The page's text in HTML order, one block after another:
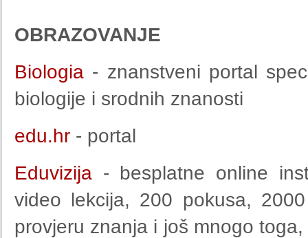
OBRAZOVANJE
Biologia - znanstveni portal
biologije i srodnih znanosti
edu.hr - portal
Eduvizija - besplatne online
video lekcija, 200 pokusa,
provjeru znanja i još mnogo